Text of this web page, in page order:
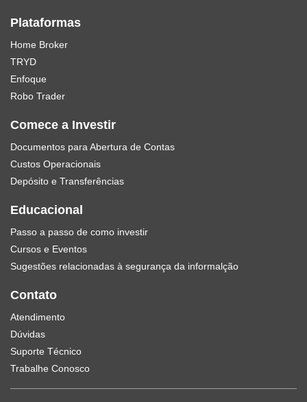
Plataformas
Home Broker
TRYD
Enfoque
Robo Trader
Comece a Investir
Documentos para Abertura de Contas
Custos Operacionais
Depósito e Transferências
Educacional
Passo a passo de como investir
Cursos e Eventos
Sugestões relacionadas à segurança da informalção
Contato
Atendimento
Dúvidas
Suporte Técnico
Trabalhe Conosco